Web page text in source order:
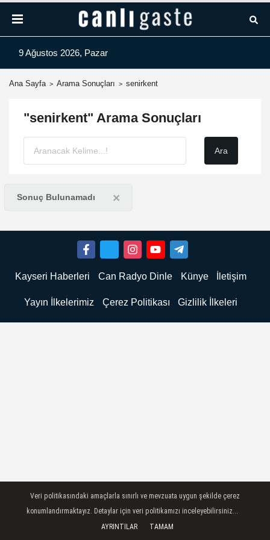
9 Ağustos 2026, Pazar
Ana Sayfa Arama Sonuçları senirkent
"senirkent" Arama Sonuçları
Sonuç Bulunamadı ×
Kayseri Haberleri Can Radyo Dinle Künye İletişim
Yayın İlkelerimiz Çerez Politikası Gizlilik İlkeleri
Veri politikasındaki amaçlarla sınırlı ve mevzuata uygun şekilde çerez
konumlandırmaktayız. Detaylar için veri politikamızı inceleyebilirsiniz...
AYRINTILAR
TAMAM